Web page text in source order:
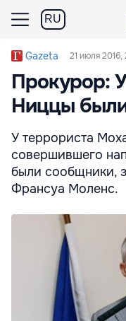
RU
Gazeta 21 июля 2016,
Прокурор:
Ниццы
У террориста
совершившего
были сообщники,
Франсуа Моленс.